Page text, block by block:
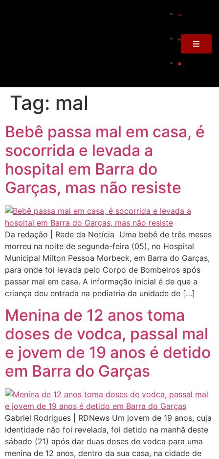
Tag: mal
Bebê passa mal em casa, é
socorrida e levada a
hospital em Barra do
Garças, mas não resiste
Da redação | Rede da Notícia Uma bebê de três meses
morreu na noite de segunda-feira (05), no Hospital
Municipal Milton Pessoa Morbeck, em Barra do Garças,
para onde foi levada pelo Corpo de Bombeiros após
passar mal em casa. A informação inicial é de que a
criança deu entrada na pediatria da unidade de […]
Menina de 12 anos toma
doses de vodca, passal mal
e jovem de 19 anos é detido
em Barra do Garças
Gabriel Rodrigues | RDNews Um jovem de 19 anos, cuja
identidade não foi revelada, foi detido na manhã deste
sábado (21) após dar duas doses de vodca para uma
menina de 12 anos, dentro da sua casa, na cidade de